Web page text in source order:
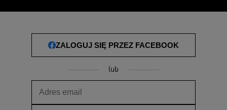
ZALOGUJ SIĘ PRZEZ FACEBOOK
lub